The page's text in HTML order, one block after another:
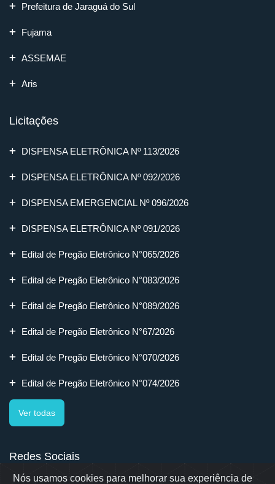
Nós usamos cookies para melhorar sua experiência de
Prefeitura de Jaraguá do Sul
Fujama
ASSEMAE
Aris
Licitações
DISPENSA ELETRÔNICA Nº 113/2026
DISPENSA ELETRÔNICA Nº 092/2026
DISPENSA EMERGENCIAL Nº 096/2026
DISPENSA ELETRÔNICA Nº 091/2026
Edital de Pregão Eletrônico N°065/2026
Edital de Pregão Eletrônico N°083/2026
Edital de Pregão Eletrônico N°089/2026
Edital de Pregão Eletrônico N°67/2026
Edital de Pregão Eletrônico N°070/2026
Edital de Pregão Eletrônico N°074/2026
Ver todas
Redes Sociais